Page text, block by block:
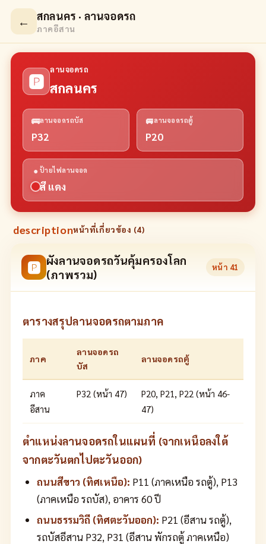
← สกลนคร · ลานจอดรถ
ภาคอีสาน
🅿
ลานจอดรถ
สกลนคร
🚌ลานจอดรถบัส
P32
🚐ลานจอดรถตู้
P20
● ป้ายไฟลานจอด
สี แดง
descriptionหน้าที่เกี่ยวข้อง (4)
🅿 ผังลานจอดรถวันคุ้มครองโลก
(ภาพรวม)
หน้า 41
ตารางสรุปลานจอดรถตามภาค
ภาค
ลานจอดรถ
บัส
ลานจอดรถตู้
ภาค
อีสาน
P32 (หน้า 47)
P20, P21, P22 (หน้า 46-
47)
ตำแหน่งลานจอดรถในแผนที่ (จากเหนือลงใต้
จากตะวันตกไปตะวันออก)
ถนนสีขาว (ทิศเหนือ): P11 (ภาคเหนือ รถตู้), P13
(ภาคเหนือ รถบัส), อาคาร 60 ปี
ถนนธรรมวิถี (ทิศตะวันออก): P21 (อีสาน รถตู้),
รถบัสอีสาน P32, P31 (อีสาน พักรถตู้ ภาคเหนือ)